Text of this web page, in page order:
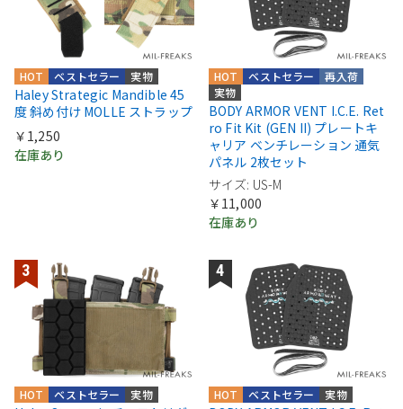
実物
ベストセラー
HOT
Haley Strategic Mandible 45
度 斜め付け MOLLE ストラップ
￥1,250
在庫あり
実物
再入荷
ベストセラー
HOT
BODY ARMOR VENT I.C.E. Ret
ro Fit Kit (GEN II) プレートキ
ャリア ベンチレーション 通気
パネル 2枚セット
サイズ: US-M
￥11,000
在庫あり
実物
ベストセラー
HOT 実物
ベストセラー
HOT